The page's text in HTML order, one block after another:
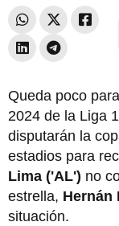
Queda poco
2024 de la Liga
disputarán la
estadios para
Lima ('AL') no
estrella, Hernán
situación.